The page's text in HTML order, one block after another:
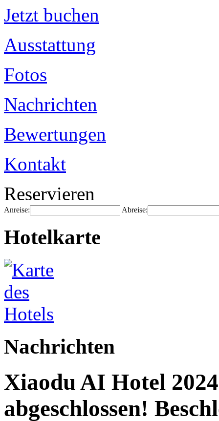
Jetzt buchen
Ausstattung
Fotos
Nachrichten
Bewertungen
Kontakt
Reservieren
Anreise: Abreise:
Hotelkarte
Nachrichten
Xiaodu AI Hotel
abgeschlossen!